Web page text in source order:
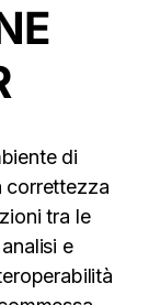
di
correttezza
tra le
e